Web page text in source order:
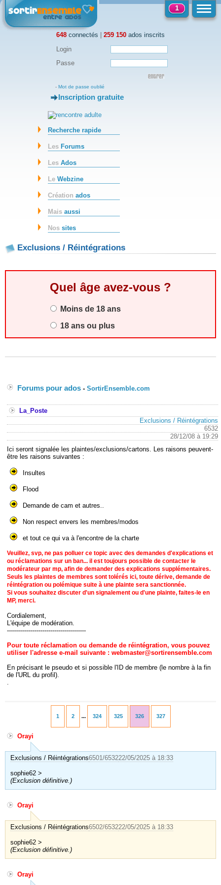
648 connectés | 259 150 ados inscrits
1
Login
Passe
- Mot de passe oublié
-Inscription gratuite
Recherche rapide
Les Forums
LesAdos
LeWebzine
Créationados
Maisaussi
Nossites
Exclusions / Réintégrations
Quel âge avez-vous ?
Moins de 18 ans
18 ans ou plus
Forums pour ados - SortirEnsemble.com
La_Poste
Exclusions / Réintégrations
6532
28/12/08 à 19:29
Ici seront signalée les plaintes/exclusions/cartons. Les raisons peuvent-
être les raisons suivantes :
Insultes
Flood
Demande de cam et autres..
Non respect envers les membres/modos
et tout ce qui va à l'encontre de la charte
Veuillez, svp, ne pas polluer ce topic avec des demandes d'explications et
ou réclamations sur un ban... il est toujours possible de contacter le
modérateur par mp, afin de demander des explications supplémentaires.
Seuls les plaintes de membres sont tolérés ici, toute dérive, demande de
réintégration ou polémique suite à une plainte sera sanctionnée.
Si vous souhaitez discuter d'un signalement ou d'une plainte, faites-le en
MP, merci.
Cordialement,
L'équipe de modération.
----------------------------------------
Pour toute réclamation ou demande de réintégration, vous pouvez
utiliser l'adresse e-mail suivante : webmaster@sortirensemble.com
En précisant le pseudo et si possible l'ID de membre (le nombre à la fin
de l'URL du profil).
.
1 2 ... 324 325 326 327
Orayi
Exclusions / Réintégrations6501/653222/05/2025 à 18:33
sophie62 >
(Exclusion définitive.)
Orayi
Exclusions / Réintégrations6502/653222/05/2025 à 18:33
sophie62 >
(Exclusion définitive.)
Orayi